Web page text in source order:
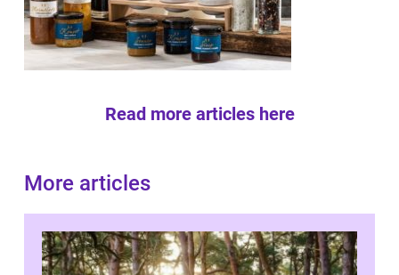
Read more articles here
More articles